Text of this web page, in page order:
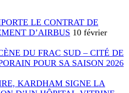
LE CONTRAT DE
D’AIRBUS 10 février
DU FRAC SUD – CITÉ DE
POUR SA SAISON 2026
KARDHAM SIGNE LA